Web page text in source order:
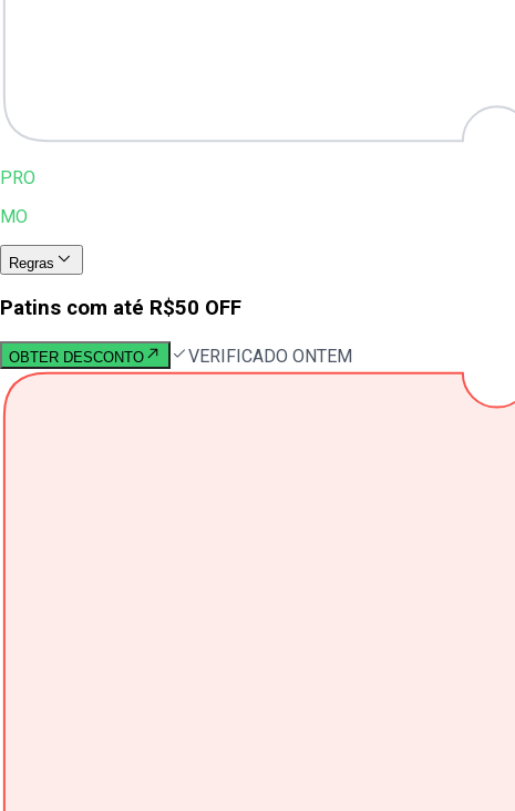
PRO
MO
Regras
Patins com até R$50 OFF
OBTER DESCONTO VERIFICADO ONTEM